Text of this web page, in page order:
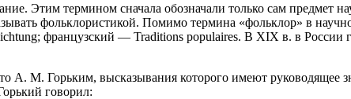
Этим термином сначала обозначали только сам предмет
фольклористикой. Помимо термина «фольклор» в
французский — Traditions populaires. В XIX в. в России
А. М. Горьким, высказывания которого имеют руководящее
говорил: